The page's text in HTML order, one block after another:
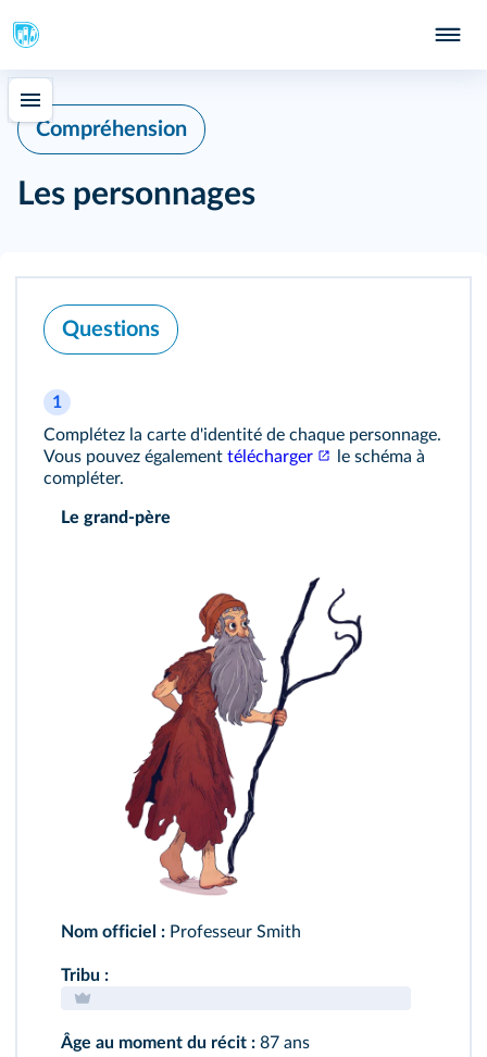
Compréhension
Les personnages
Questions
1
Complétez la carte d'identité de chaque personnage.
Vous pouvez également télécharger
le schéma à
compléter.
Le grand-père
Nom officiel : Professeur Smith
Tribu :
Âge au moment du récit : 87 ans